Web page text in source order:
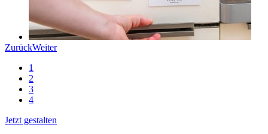
ZurückWeiter
1
2
3
4
Jetzt gestalten